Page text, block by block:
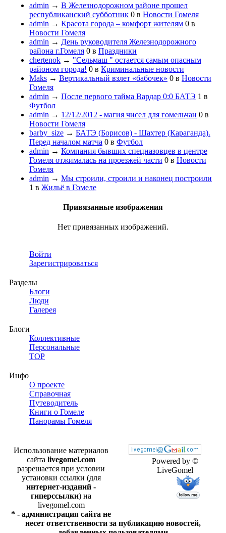
admin → В Железнодорожном районе прошел
республиканский субботник 0 в Новости Гомеля
admin → Красота города – комфорт жителям 0 в
Новости Гомеля
admin → День руководителя Железнодорожного
района г.Гомеля 0 в Праздники
chertenok → "Сельмаш " остается самым опасным
районом города! 0 в Криминальные новости
Maks → Вертикальный взлет «бабочек» 0 в Новости
Гомеля
admin → После первого тайма Вардар 0:0 БАТЭ 1 в
Футбол
admin → 12/12/2012 - магия чисел для гомельчан 0 в
Новости Гомеля
barby_size → БАТЭ (Борисов) - Шахтер (Караганда).
Перед началом матча 0 в Футбол
admin → Компания бывших спецназовцев в центре
Гомеля отжималась на проезжей части 0 в Новости
Гомеля
admin → Мы строили, строили и наконец построили
1 в Жильё в Гомеле
Привязанные изображения
Нет привязанных изображений.
Войти
Зарегистрироваться
Разделы
Блоги
Люди
Галерея
Блоги
Коллективные
Персональные
TOP
Инфо
О проекте
Справочная
Путеводитель
Книги о Гомеле
Панорамы Гомеля
Powered by ©
LiveGomel
Использование материалов
сайта livegomel.com
разрешается при условии
установки ссылки (для
интернет-изданий -
гиперссылки) на
livegomel.com
* - администрация сайта не
несет ответственности за публикацию новостей,